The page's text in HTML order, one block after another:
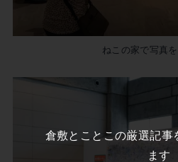
ねこの家で写真
倉敷とことこの厳選記事
ます